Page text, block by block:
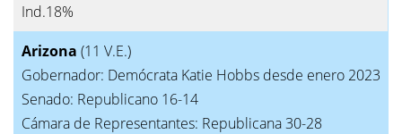
Ind.18%
Arizona (11 V.E.)
Gobernador: Demócrata Katie Hobbs desde enero 2023
Senado: Republicano 16-14
Cámara de Representantes: Republicana 30-28